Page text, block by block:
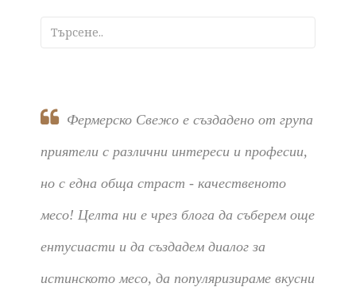
Фермерско Свежо е създадено от група
приятели с различни интереси и професии,
но с една обща страст - качественото
месо! Целта ни е чрез блога да съберем още
ентусиасти и да създадем диалог за
истинското месо, да популяризираме вкусни